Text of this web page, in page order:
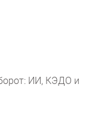
ИИ, КЭДО и